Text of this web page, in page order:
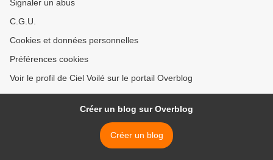
Signaler un abus
C.G.U.
Cookies et données personnelles
Préférences cookies
Voir le profil de Ciel Voilé sur le portail Overblog
Créer un blog sur Overblog
Créer un blog